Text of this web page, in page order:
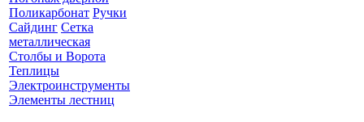
Поликарбонат Ручки
Сайдинг Сетка
металлическая
Столбы и Ворота
Теплицы
Электроинструменты
Элементы лестниц